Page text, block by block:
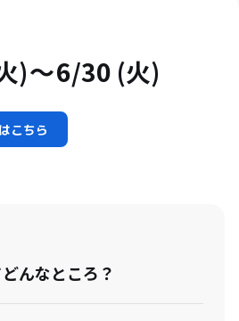
) 6/30 (火)
こちら
んなところ？